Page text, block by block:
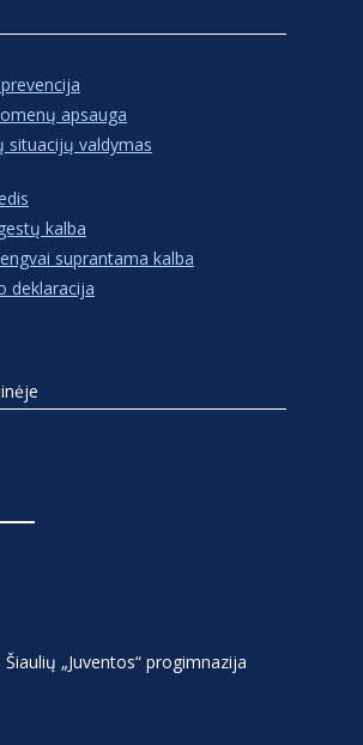
apsauga
situacijų valdymas
kalba
suprantama kalba
deklaracija
„Juventos“ progimnazija